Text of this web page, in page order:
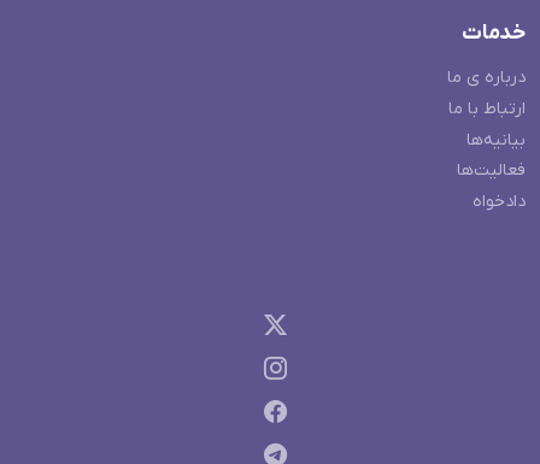
خدمات
درباره ی ما
ارتباط با ما
بیانیه‌ها
فعالیت‌ها
دادخواه